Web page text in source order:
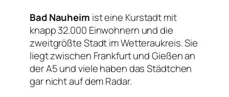
Bad Nauheim ist eine Kurstadt mit
knapp 32.000 Einwohnern und die
zweitgrößte Stadt im Wetteraukreis. Sie
liegt zwischen Frankfurt und Gießen an
der A5 und viele haben das Städtchen
gar nicht auf dem Radar.